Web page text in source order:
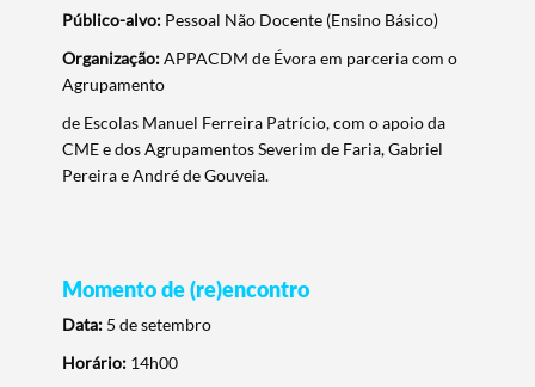
Público-alvo: Pessoal Não Docente (Ensino Básico)
Organização:APPACDM de Évora em parceria com o
Agrupamento
de Escolas Manuel Ferreira Patrício, com o apoio da
CME e dos Agrupamentos Severim de Faria, Gabriel
Pereira e André de Gouveia.
Momento de (re)encontro
Data: 5 de setembro
Horário: 14h00